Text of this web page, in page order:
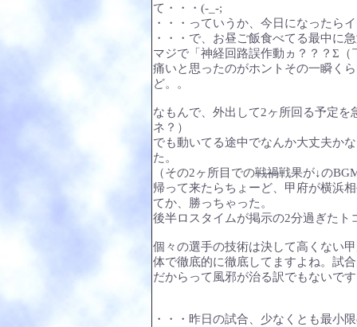
て・・・(-_-;
・・・っていうか、今日になったら
・・・で、お昼ご飯食べてる最中に
マジで「神経回路誤作動ヵ？？？Σ
痛いと思ったのがホントその一瞬く
ど。。
なもんで、外出して2ヶ所回る予定
ネ？）
でも動いてる途中でなんか大丈夫か
た。
（その2ヶ所目での戦禍戦果が↓の
帰って来たらちょーど、甲府が横浜
てか、勝っちゃった。
後半ロスタイムが掲示の2分過ぎた
個々の選手の技術は決して高くない
体で徹底的に徹底してますよね。試
だからって風邪が治る訳でもないで
・・・昨日の試合、少なくとも最小